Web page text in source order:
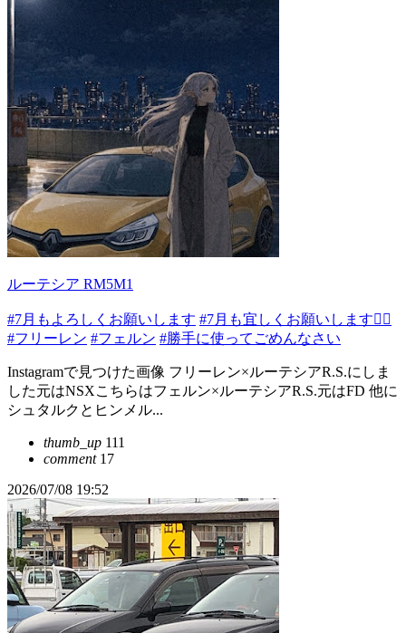
ルーテシア RM5M1
#7月もよろしくお願いします #7月も宜しくお願いします🙇‍♂️
#フリーレン #フェルン #勝手に使ってごめんなさい
Instagramで見つけた画像 フリーレン×ルーテシアR.S.にしま
した元はNSXこちらはフェルン×ルーテシアR.S.元はFD 他に
シュタルクとヒンメル...
thumb_up 111
comment17
2026/07/08 19:52